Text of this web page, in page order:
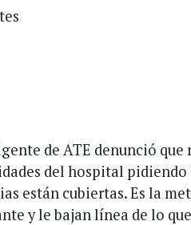
de ATE denunció
del hospital
están cubiertas. Es la
y le bajan línea de lo